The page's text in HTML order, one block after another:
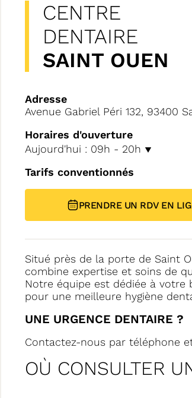
CENTRE
DENTAIRE
SAINT OUEN
Adresse
Avenue Gabriel Péri 132, 93400
Horaires d'ouverture
Aujourd'hui : 09h - 20h
Tarifs conventionnés
PRENDRE UN RDV EN
Situé près de la porte de Saint
combine expertise et soins de
Notre équipe est dédiée à
pour une meilleure hygiène
UNE URGENCE DENTAIRE ?
Contactez-nous par téléphone
OÙ CONSULTER